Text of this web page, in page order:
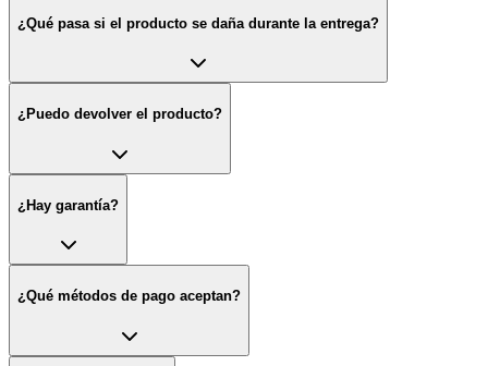
¿Qué pasa si el producto se daña durante la entrega?
¿Puedo devolver el producto?
¿Hay garantía?
¿Qué métodos de pago aceptan?